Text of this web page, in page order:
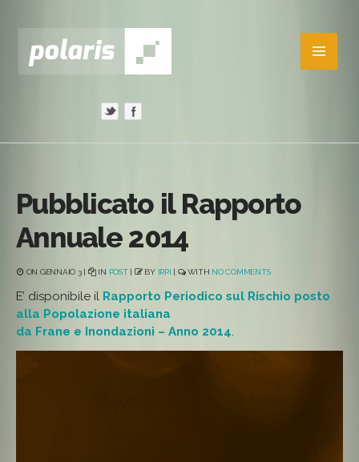
Pubblicato il Rapporto
Annuale 2014
ON GENNAIO 3 | IN POST| BY IRPI | WITH NO COMMENTS
E’ disponibile il Rapporto Periodico sul Rischio posto
alla Popolazione italiana
da Frane e Inondazioni – Anno 2014.